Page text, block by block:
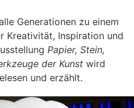
Generationen zu einem
Kreativität, Inspiration und
Papier, Stein,
der Kunst wird
und erzählt.